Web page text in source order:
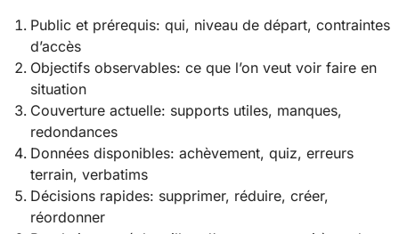
Public et prérequis: qui, niveau de départ, contraintes
d’accès
Objectifs observables: ce que l’on veut voir faire en
situation
Couverture actuelle: supports utiles, manques,
redondances
Données disponibles: achèvement, quiz, erreurs
terrain, verbatims
Décisions rapides: supprimer, réduire, créer,
réordonner